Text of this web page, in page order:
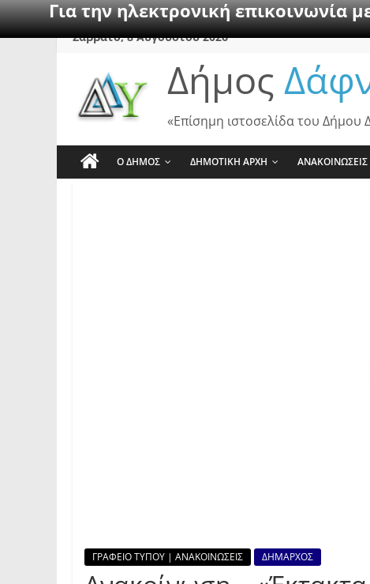
Για την ηλεκτρονική επικοινωνία
SkipΣάββατο, 8 Αυγούστου 2026
Δήμος
«Επίσημη ιστοσελίδα του
Ο ΔΗΜΟΣ ΔΗΜΟΤΙΚΗ ΑΡΧΗ ΑΝΑΚΟΙΝΩΣΕΙΣ
ΓΡΑΦΕΙΟ ΤΥΠΟΥ | ΑΝΑΚΟΙΝΩΣΕΙΣ ΔΗΜΑΡΧΟΣ